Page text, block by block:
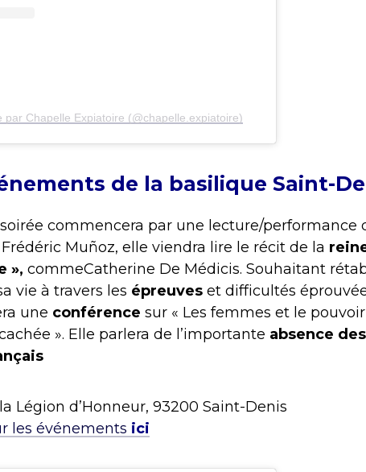
par Chapelle Expiatoire (@chapelle.expiatoire)
de la basilique Saint-
soirée commencera par une lecture/performance
Muñoz, elle viendra lire le récit de la
», commeCatherine De Médicis. Souhaitant
vie à travers les épreuves et difficultés
une conférence sur « Les femmes et le
». Elle parlera de l’importante absence
Légion d’Honneur, 93200 Saint-Denis
les événements ici